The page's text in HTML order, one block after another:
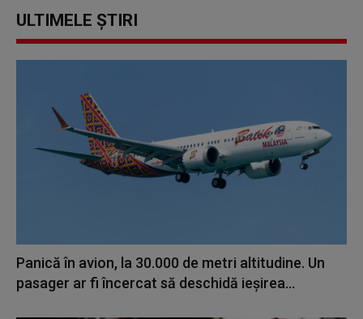
ULTIMELE ȘTIRI
Panică în avion, la 30.000 de metri altitudine. Un
pasager ar fi încercat să deschidă ieșirea...